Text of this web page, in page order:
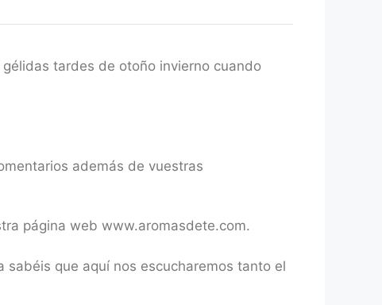
tardes de otoño invierno cuando
además de vuestras
página web www.aromasdete.com.
que aquí nos escucharemos tanto el